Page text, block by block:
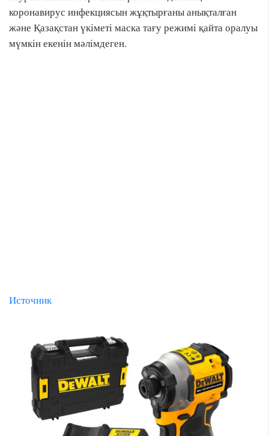
коронавирус инфекциясын жұқтырғаны анықталған
және Қазақстан үкіметі маска тағу режимі қайта оралуы
мүмкін екенін мәлімдеген.
Источник